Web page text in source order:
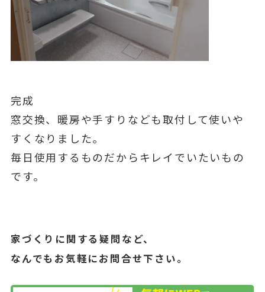
完成
窓交換、暖房や手すりなども取付して使いや
すくなりました。
毎日使用するものだからキレイでいたいもの
です。
家づくりに関する疑問など、
なんでもお気軽にお問合せ下さい。